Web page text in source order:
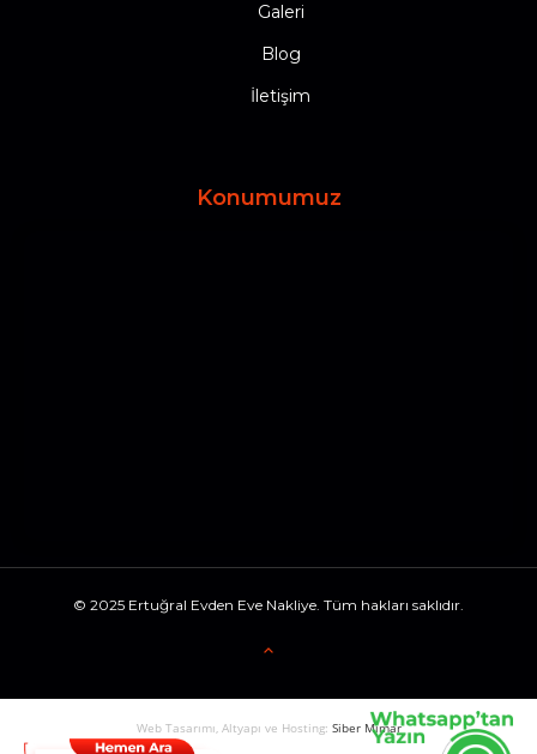
Galeri
Blog
İletişim
Konumumuz
© 2025 Ertuğral Evden Eve Nakliye. Tüm hakları saklıdır.
Web Tasarımı, Altyapı ve Hosting: Siber Mimar